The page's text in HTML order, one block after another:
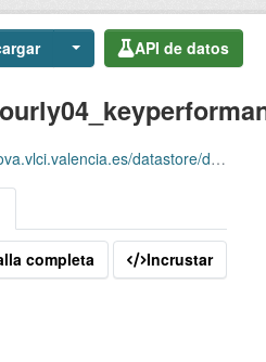
API de datos
dump/715ca1ac-946b-4833-9ed7-f29d84edef38?bom=true
completa Incrustar